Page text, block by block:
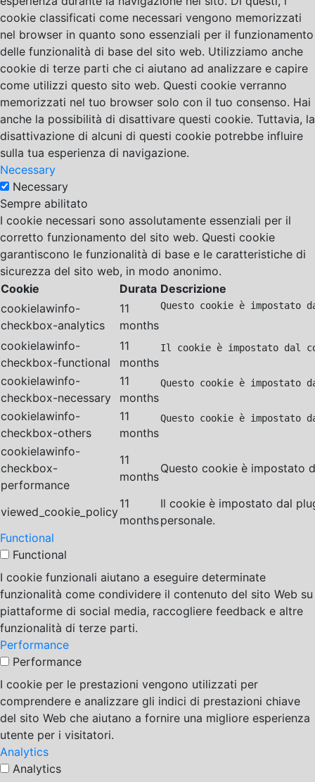
cookie classificati come necessari vengono memorizzati
nel browser in quanto sono essenziali per il funzionamento
delle funzionalità di base del sito web. Utilizziamo anche
cookie di terze parti che ci aiutano ad analizzare e capire
come utilizzi questo sito web. Questi cookie verranno
memorizzati nel tuo browser solo con il tuo consenso. Hai
anche la possibilità di disattivare questi cookie. Tuttavia, la
disattivazione di alcuni di questi cookie potrebbe influire
sulla tua esperienza di navigazione.
Necessary
Necessary
Sempre abilitato
I cookie necessari sono assolutamente essenziali per il
corretto funzionamento del sito web. Questi cookie
garantiscono le funzionalità di base e le caratteristiche di
sicurezza del sito web, in modo anonimo.
Cookie
Durata Descrizione
cookielawinfo-
checkbox-analytics
11
months
Questo cookie è
cookielawinfo-
checkbox-functional
11
months
Il cookie è impostato dal
cookielawinfo-
checkbox-necessary
11
months
Questo cookie è impostato
cookielawinfo-
checkbox-others
11
months
Questo cookie è
cookielawinfo-
checkbox-
performance
11
months
Questo cookie è impostato
viewed_cookie_policy
11
months
Il cookie è impostato dal
personale.
Functional
Functional
I cookie funzionali aiutano a eseguire determinate
funzionalità come condividere il contenuto del sito Web su
piattaforme di social media, raccogliere feedback e altre
funzionalità di terze parti.
Performance
Performance
I cookie per le prestazioni vengono utilizzati per
comprendere e analizzare gli indici di prestazioni chiave
del sito Web che aiutano a fornire una migliore esperienza
utente per i visitatori.
Analytics
Analytics